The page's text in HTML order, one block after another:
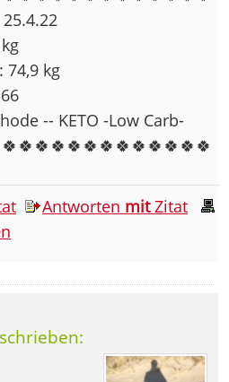
74,9 kg
-- KETO -Low Carb-
Antworten mitZitat